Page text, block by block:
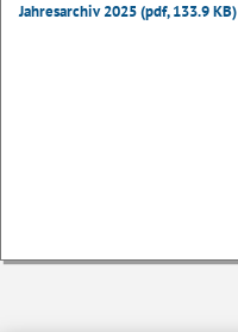
Jahresarchiv 2025 (pdf, 133.9 KB)